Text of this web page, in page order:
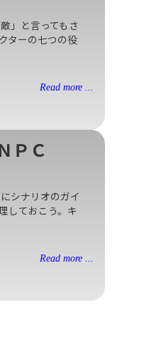
」と言ってもさ
ターの七つの役
Read more ...
ＰＣ
シナリオのガイ
しておこう。キ
Read more ...